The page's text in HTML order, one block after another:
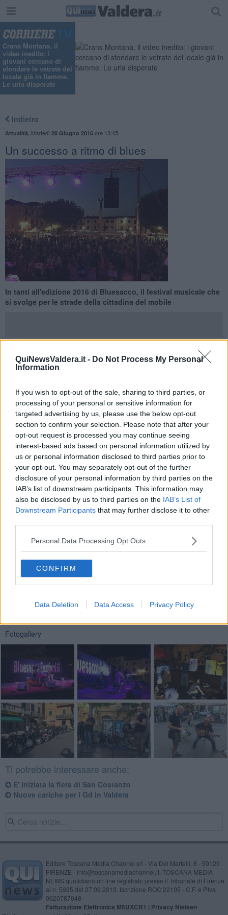
QuiNewsValdera.it - Do Not Process My Personal
Information
If you wish to opt-out of the sale, sharing to third parties, or
processing of your personal or sensitive information for
targeted advertising by us, please use the below opt-out
section to confirm your selection. Please note that after your
opt-out request is processed you may continue seeing
interest-based ads based on personal information utilized by
us or personal information disclosed to third parties prior to
your opt-out. You may separately opt-out of the further
disclosure of your personal information by third parties on the
IAB’s list of downstream participants. This information may
also be disclosed by us to third parties on the IAB’s List of
Downstream Participants that may further disclose it to other
Personal Data Processing Opt Outs
CONFIRM
Data Deletion Data Access Privacy Policy
Crans Montana, il
video inedito: i
giovani cercano di
sfondare le vetrate del
locale già in fiamme.
Le urla disperate
Indietro
Attualità Martedì 28 Giugno 2016ore 13:45
Un successo a ritmo di blues
In tanti all'edizione 2016 di Bluesacco, il festival musicale che
si svolge per le strade della cittadina del mobile
PONSACCO —Grande successo per il Bluesacco
. Il festival
scorso con tanta gente il piazza della Repubblica.
Oltre al Comune, all'organizzazione hanno contribuito
Confcommercio, Camera di Commercio di Pisa e l’Associazione
Blues in the Bag, mettendo in piedi tanti concerti di qualità.
"Gli spettatori - hanno commentato in una nota gli organizzatori -
sono stati veramente tanti e questo dà atto che la sinergia delle
nostre forze organizzative è da difendere e ampliare sempre di
più".
Se vuoi leggere le notizie principali della Toscana iscriviti alla
Newsletter QUInews - ToscanaMedia.Arriva gratis tutti i giorni
Fotogallery
Ti potrebbe interessare anche:
E' iniziata la fiera di San Costanzo
Nuove cariche per i Gd in Valdera
Editore Toscana Media Channel srl - Via Dei Martelli, 8 - 50129
FIRENZE - info@toscanamediachannel.it. TOSCANA MEDIA
NEWS quotidiano on line registrato presso il Tribunale di Firenze
al n. 5935 del 27.09.2013. Iscrizione ROC 22105 - C.F. e P.Iva
0620787048
Fatturazione Elettronica M5UXCR1 | Privacy Nielsen